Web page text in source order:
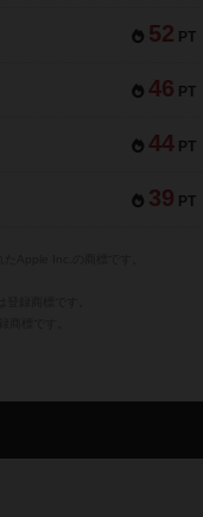
52 PT
46 PT
44 PT
39 PT